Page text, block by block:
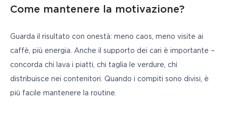
Come mantenere la motivazione?
Guarda il risultato con onestà: meno caos, meno visite ai
caffè, più energia. Anche il supporto dei cari è importante –
concorda chi lava i piatti, chi taglia le verdure, chi
distribuisce nei contenitori. Quando i compiti sono divisi, è
più facile mantenere la routine.